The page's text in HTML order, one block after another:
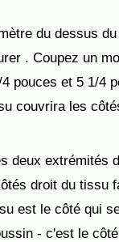
du dessus
. Coupez un
pouces et 5 1/4
couvrira les
deux extrémités
droit du tissu
est le côté qui
- c'est le